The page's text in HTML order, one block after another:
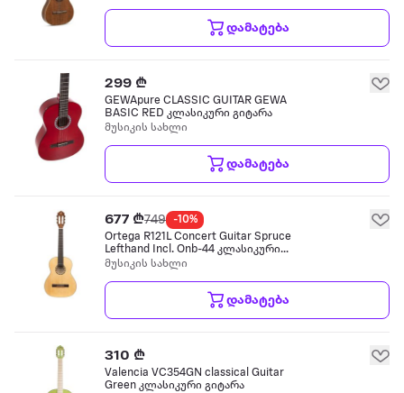
დამატება
299 ₾
GEWApure CLASSIC GUITAR GEWA
BASIC RED კლასიკური გიტარა
მუსიკის სახლი
დამატება
677 ₾749
-10%
Ortega R121L Concert Guitar Spruce
Lefthand Incl. Onb-44 კლასიკური
გიტარა
მუსიკის სახლი
დამატება
310 ₾
Valencia VC354GN classical Guitar
Green კლასიკური გიტარა